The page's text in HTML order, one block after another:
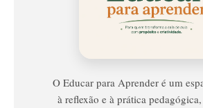
Educar
Para
O Educar para Aprender é um
à reflexão e à prática